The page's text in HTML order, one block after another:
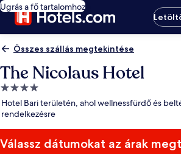
Ugrás a fő tartalomhoz
Összes szállás megtekintése
The Nicolaus Hotel
4.0
csillagos
szálláshely
Hotel Bari területén, ahol wellnessfürdő és
rendelkezésre
Válassz dátumokat az árak